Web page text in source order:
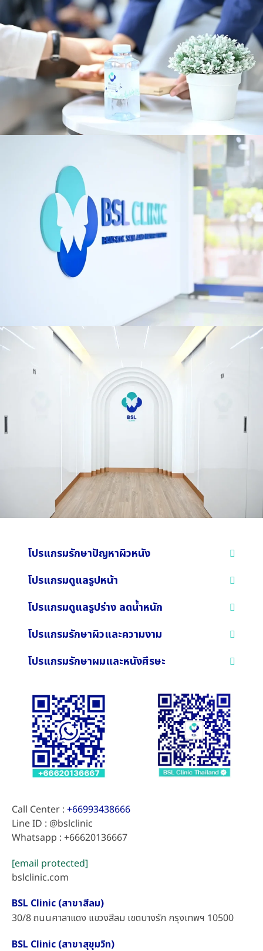
โปรแกรมรักษาปัญหาผิวหนัง
โปรแกรมดูแลรูปหน้า
โปรแกรมดูแลรูปร่าง ลดน้ำหนัก
โปรแกรมรักษาผิวและความงาม
โปรแกรมรักษาผมและหนังศีรษะ
Call Center : +66993438666
Line ID : @bslclinic
Whatsapp : +66620136667
[email protected]
bslclinic.com
BSL Clinic (สาขาสีลม)
30/8 ถนนศาลาแดง แขวงสีลม เขตบางรัก กรุงเทพฯ 10500
BSL Clinic (สาขาสุขุมวิท)